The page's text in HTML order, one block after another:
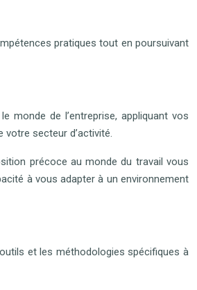
pratiques tout en poursuivant
monde de l’entreprise, appliquant vos
secteur d’activité.
précoce au monde du travail vous
à vous adapter à un environnement
et les méthodologies spécifiques à